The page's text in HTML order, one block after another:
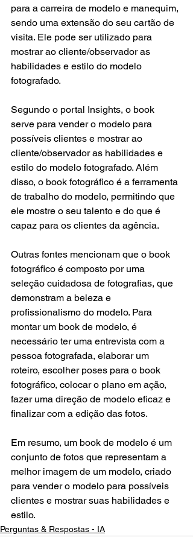
para a carreira de modelo e manequim,
sendo uma extensão do seu cartão de
visita. Ele pode ser utilizado para
mostrar ao cliente/observador as
habilidades e estilo do modelo
fotografado.
Segundo o portal Insights, o book
serve para vender o modelo para
possíveis clientes e mostrar ao
cliente/observador as habilidades e
estilo do modelo fotografado. Além
disso, o book fotográfico é a ferramenta
de trabalho do modelo, permitindo que
ele mostre o seu talento e do que é
capaz para os clientes da agência.
Outras fontes mencionam que o book
fotográfico é composto por uma
seleção cuidadosa de fotografias, que
demonstram a beleza e
profissionalismo do modelo. Para
montar um book de modelo, é
necessário ter uma entrevista com a
pessoa fotografada, elaborar um
roteiro, escolher poses para o book
fotográfico, colocar o plano em ação,
fazer uma direção de modelo eficaz e
finalizar com a edição das fotos.
Em resumo, um book de modelo é um
conjunto de fotos que representam a
melhor imagem de um modelo, criado
para vender o modelo para possíveis
clientes e mostrar suas habilidades e
estilo.
Perguntas & Respostas - IA